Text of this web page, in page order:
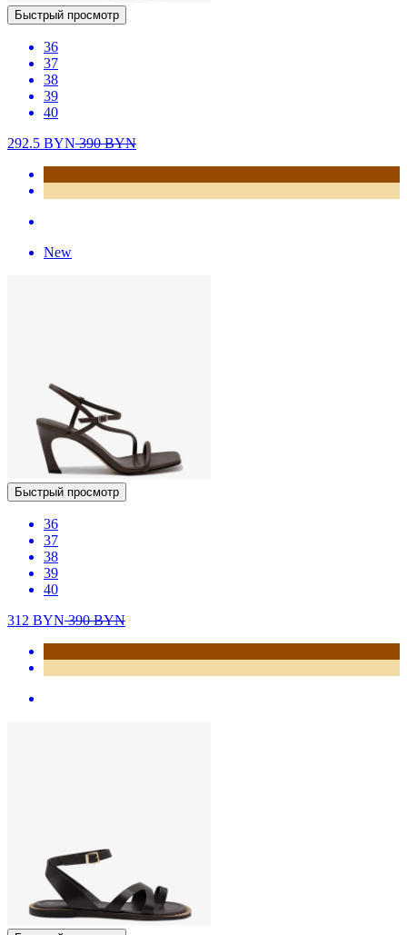
Быстрый просмотр
36
37
38
39
40
292.5 BYN390BYN
New
Быстрый просмотр
36
37
38
39
40
312 BYN390BYN